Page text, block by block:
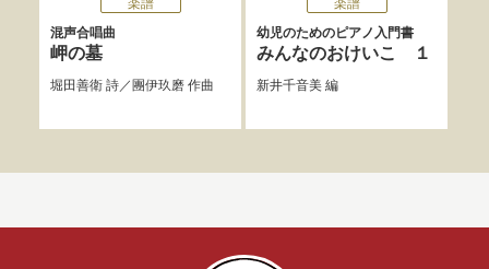
楽譜
混声合唱曲
岬の墓
堀田善衛詩／ 團伊玖磨作曲
楽譜
幼児のためのピアノ入門書
みんなのおけいこ １
新井千音美編